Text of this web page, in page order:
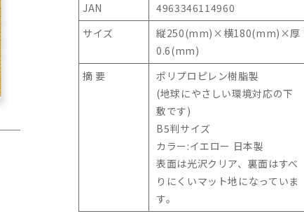
JAN
4963346114960
サイズ
縦250(mm)×横180(mm)×厚
0.6(mm)
摘 要
ポリプロピレン樹脂製
(地球にやさしい環境対応の下
敷です)
B5判サイズ
カラー:イエロー 日本製
表面は光沢クリア、裏面はすべ
りにくいマット地になっていま
す。